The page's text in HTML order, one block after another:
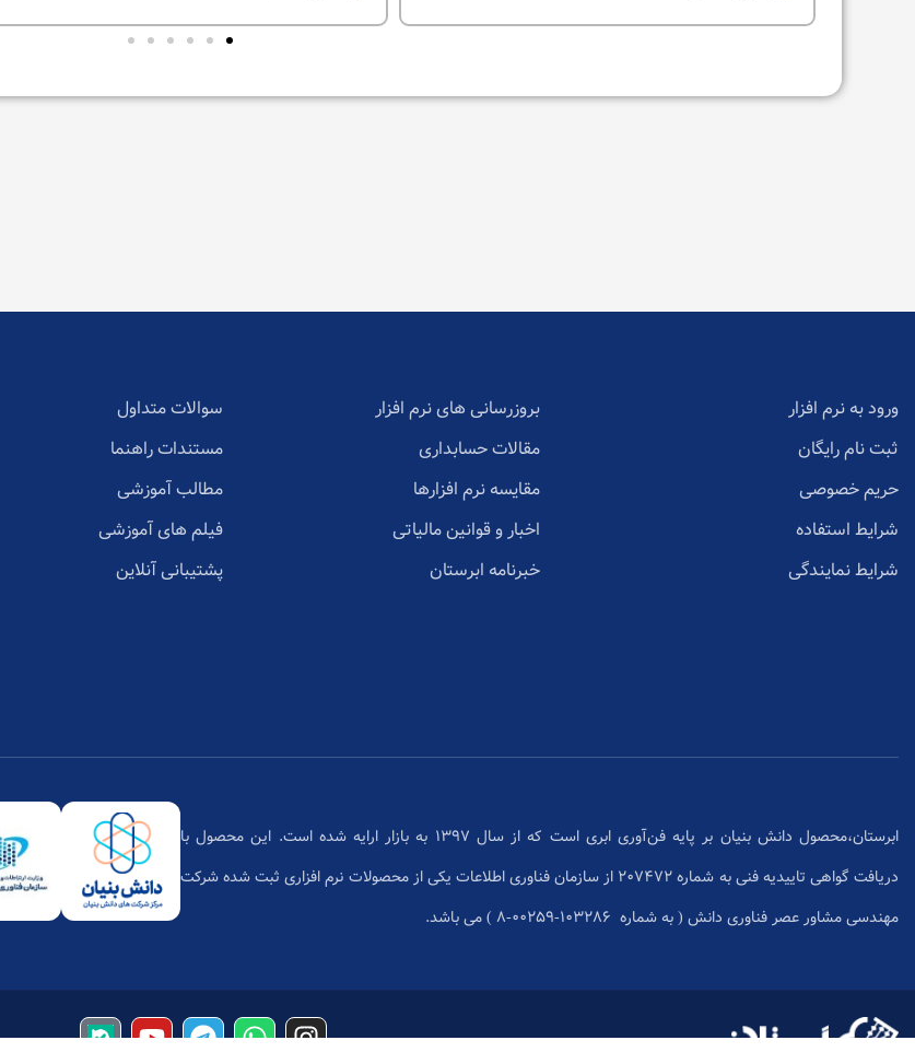
ورود به نرم افزار
ثبت نام رایگان
حریم خصوصی
شرایط استفاده
شرایط نمایندگی
بروزرسانی های نرم افزار
مقالات حسابداری
مقایسه نرم افزارها
اخبار و قوانین مالیاتی
خبرنامه ابرستان
سوالات متداول
مستندات راهنما
مطالب آموزشی
فیلم های آموزشی
پشتیبانی آنلاین
ابرستان،محصول دانش بنیان بر پایه فن‌آوری ابری است که از سال 1397 به بازار ارایه شده است. این محصول با
دریافت گواهی تاییدیه فنی به شماره 207472 از سازمان فناوری اطلاعات یکی از محصولات نرم افزاری ثبت شده شرکت
مهندسی مشاور عصر فناوری دانش ( به شماره ۱۰۳۲۸۶-۰۰۲۵۹-۸ ) می باشد.